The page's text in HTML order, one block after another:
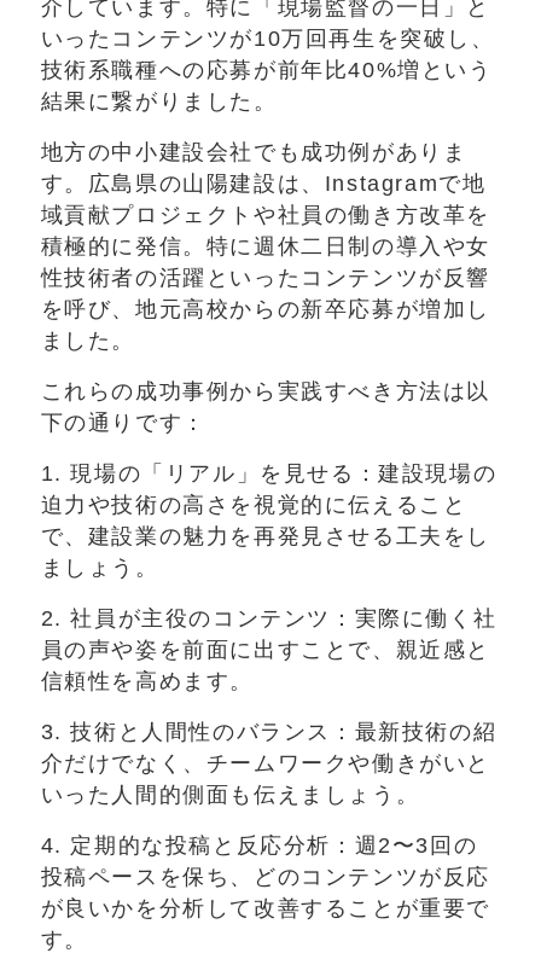
介しています。特に「現場監督の一日」と
いったコンテンツが10万回再生を突破し、
技術系職種への応募が前年比40%増という
結果に繋がりました。
地方の中小建設会社でも成功例がありま
す。広島県の山陽建設は、Instagramで地
域貢献プロジェクトや社員の働き方改革を
積極的に発信。特に週休二日制の導入や女
性技術者の活躍といったコンテンツが反響
を呼び、地元高校からの新卒応募が増加し
ました。
これらの成功事例から実践すべき方法は以
下の通りです：
1. 現場の「リアル」を見せる：建設現場の
迫力や技術の高さを視覚的に伝えること
で、建設業の魅力を再発見させる工夫をし
ましょう。
2. 社員が主役のコンテンツ：実際に働く社
員の声や姿を前面に出すことで、親近感と
信頼性を高めます。
3. 技術と人間性のバランス：最新技術の紹
介だけでなく、チームワークや働きがいと
いった人間的側面も伝えましょう。
4. 定期的な投稿と反応分析：週2〜3回の
投稿ペースを保ち、どのコンテンツが反応
が良いかを分析して改善することが重要で
す。